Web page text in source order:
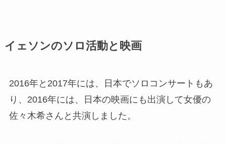
イェソンのソロ活動と映画
2016年と2017年には、日本でソロコンサートもあ
り、2016年には、日本の映画にも出演して女優の
佐々木希さんと共演しました。